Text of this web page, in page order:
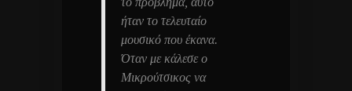
ήταν το τελευταίο
μουσικό που έκανα.
Όταν με κάλεσε ο
Μικρούτσικος να